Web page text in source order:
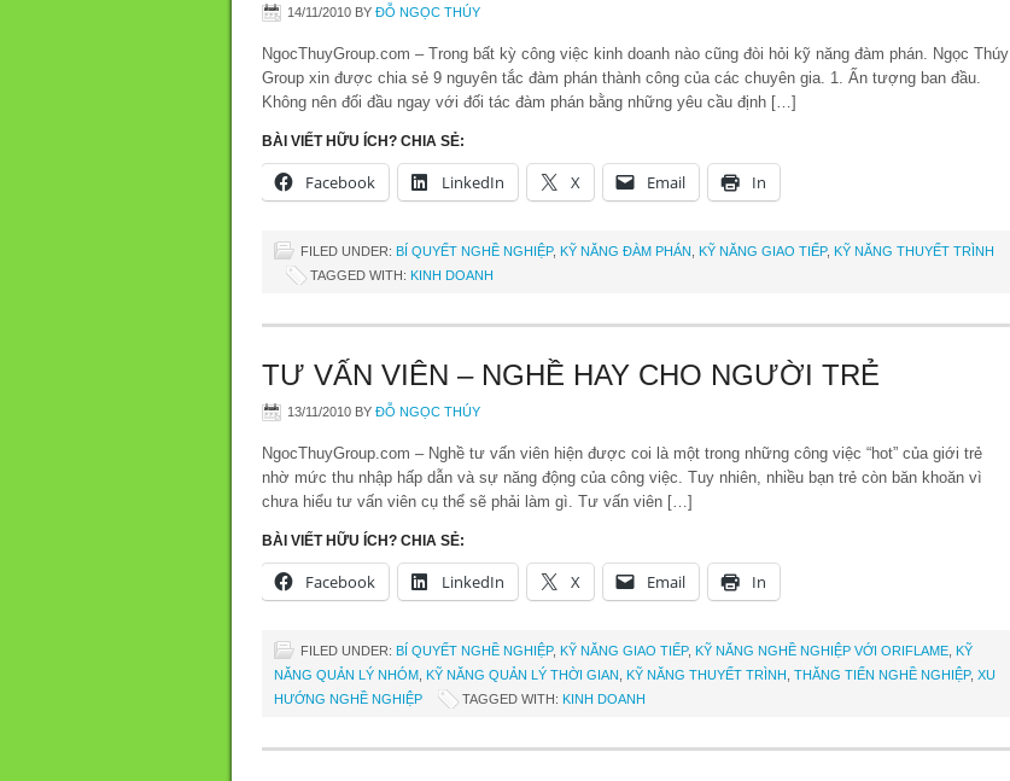
14/11/2010 BY ĐỖ NGỌC THÚY
NgocThuyGroup.com – Trong bất kỳ công việc kinh doanh nào cũng đòi hỏi kỹ năng đàm phán. Ngọc Thúy
Group xin được chia sẻ 9 nguyên tắc đàm phán thành công của các chuyên gia. 1. Ấn tượng ban đầu.
Không nên đối đầu ngay với đối tác đàm phán bằng những yêu cầu định […]
BÀI VIẾT HỮU ÍCH? CHIA SẺ:
Facebook LinkedIn X Email In
FILED UNDER: BÍ QUYẾT NGHỀ NGHIỆP, KỸ NĂNG ĐÀM PHÁN KỸ NĂNG GIAO TIẾP, KỸ NĂNG THUYẾT TRÌNH
TAGGED WITH: KINH DOANH
TƯ VẤN VIÊN – NGHỀ HAY CHO NGƯỜI TRẺ
13/11/2010 BY ĐỖ NGỌC THÚY
NgocThuyGroup.com – Nghề tư vấn viên hiện được coi là một trong những công việc “hot” của giới trẻ
nhờ mức thu nhập hấp dẫn và sự năng động của công việc. Tuy nhiên, nhiều bạn trẻ còn băn khoăn vì
chưa hiểu tư vấn viên cụ thể sẽ phải làm gì. Tư vấn viên […]
BÀI VIẾT HỮU ÍCH? CHIA SẺ:
Facebook LinkedIn X Email In
FILED UNDER: BÍ QUYẾT NGHỀ NGHIỆP, KỸ NĂNG GIAO TIẾP, KỸ NĂNG NGHỀ NGHIỆP VỚI ORIFLAME KỸ
NĂNG QUẢN LÝ NHÓM KỸ NĂNG QUẢN LÝ THỜI GIAN KỸ NĂNG THUYẾT TRÌNH THĂNG TIẾN NGHỀ NGHIỆP, XU
HƯỚNG NGHỀ NGHIỆP
TAGGED WITH: KINH DOANH